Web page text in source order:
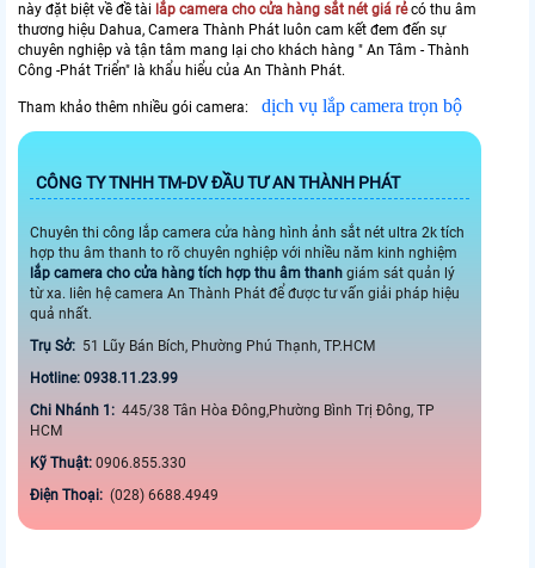
này đặt biệt về đề tài lắp camera cho cửa hàng sắt nét giá rẻcó thu âm
thương hiệu Dahua, Camera Thành Phát luôn cam kết đem đến sự
chuyên nghiệp và tận tâm mang lại cho khách hàng " An Tâm - Thành
Công -Phát Triển" là khẩu hiểu của An Thành Phát.
Tham khảo thêm nhiều gói camera: dịch vụ lắp camera trọn bộ
CÔNG TY TNHH TM-DV ĐẦU TƯ AN THÀNH PHÁT
Chuyên thi công lắp camera cửa hàng hình ảnh sắt nét ultra 2k tích
hợp thu âm thanh to rõ chuyên nghiệp với nhiều năm kinh nghiệm
lắp camera cho cửa hàng tích hợp thu âm thanh giám sát quản lý
từ xa. liên hệ camera An Thành Phát để được tư vấn giải pháp hiệu
quả nhất.
Trụ Sở: 51 Lũy Bán Bích, Phường Phú Thạnh, TP.HCM
Hotline: 0938.11.23.99
Chi Nhánh 1: 445/38 Tân Hòa Đông,Phường Bình Trị Đông, TP
HCM
Kỹ Thuật: 0906.855.330
Điện Thoại: (028) 6688.4949